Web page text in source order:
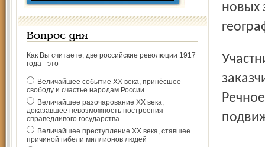
Вопрос дня
Как Вы считаете, две российские революции 1917
года - это
Величайшее событие ХХ века, принёсшее
свободу и счастье народам России
Величайшее разочарование ХХ века,
доказавшее невозможность построения
справедливого государства
Величайшее преступление ХХ века, ставшее
причиной гибели миллионов людей
новых
Участниками торжественной закладки судна стали